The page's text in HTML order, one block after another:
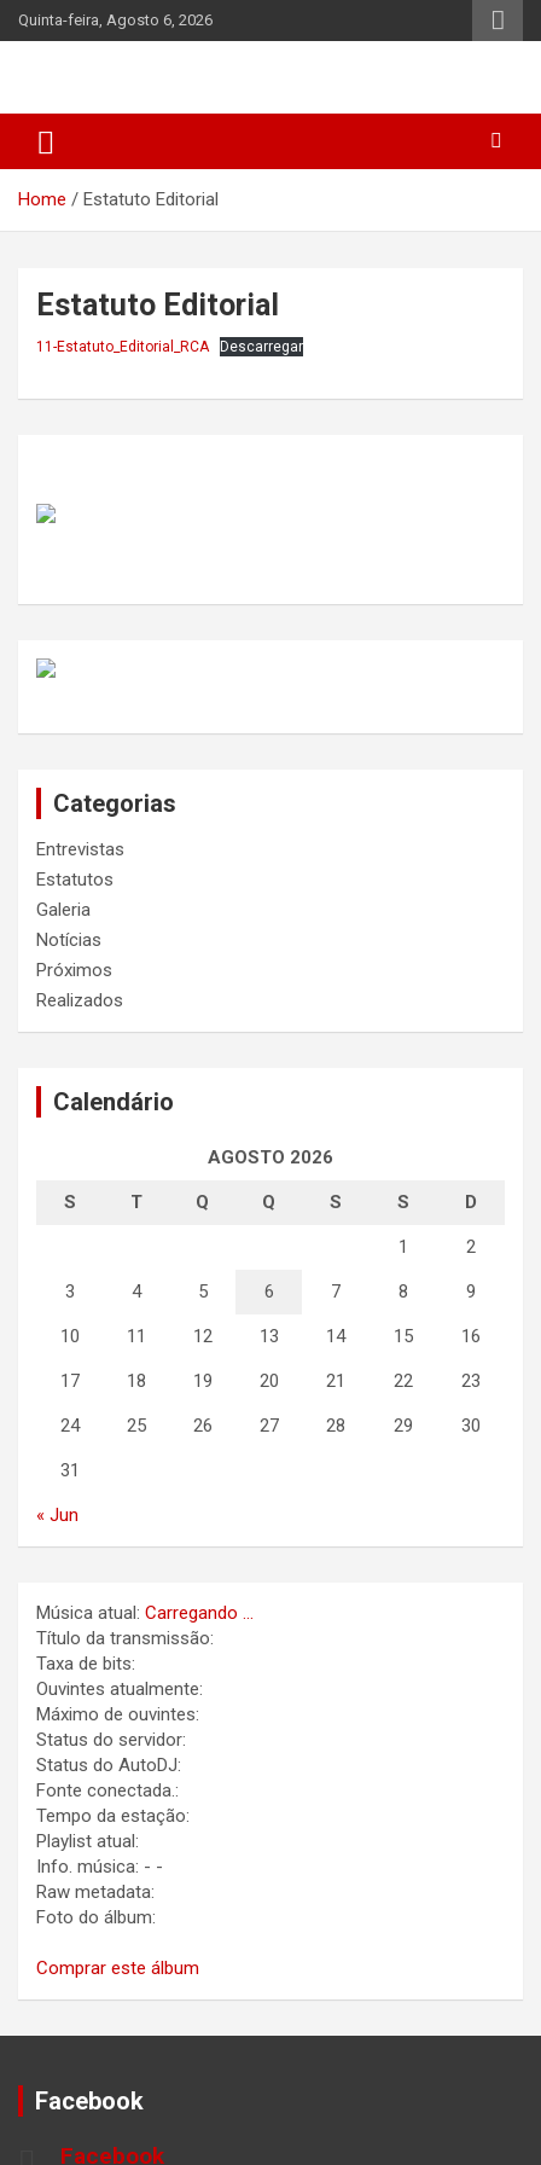
Skip
to
Quinta-feira, Agosto 6, 2026
Home Estatuto Editorial
Estatuto Editorial
11-Estatuto_Editorial_RCA Descarregar
Categorias
Entrevistas
Estatutos
Galeria
Notícias
Próximos
Realizados
Calendário
AGOSTO 2026
S T Q Q S S D
1 2
3 4 5 6 7 8 9
10 11 12 13 14 15 16
17 18 19 20 21 22 23
24 25 26 27 28 29 30
31
« Jun
Música atual: Carregando ...
Título da transmissão:
Taxa de bits:
Ouvintes atualmente:
Máximo de ouvintes:
Status do servidor:
Status do AutoDJ:
Fonte conectada.:
Tempo da estação:
Playlist atual:
Info. música: - -
Raw metadata:
Foto do álbum:
Comprar este álbum
Facebook
Facebook